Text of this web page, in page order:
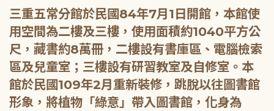
三重五常分館於民國84年7月1日開館，本館使
用空間為二樓及三樓，使用面積約1040平方公
尺，藏書約8萬冊，二樓設有書庫區、電腦檢索
區及兒童室；三樓設有研習教室及自修室。本
館於民國109年2月重新裝修，跳脫以往圖書館
形象，將植物「綠意」帶入圖書館，化身為